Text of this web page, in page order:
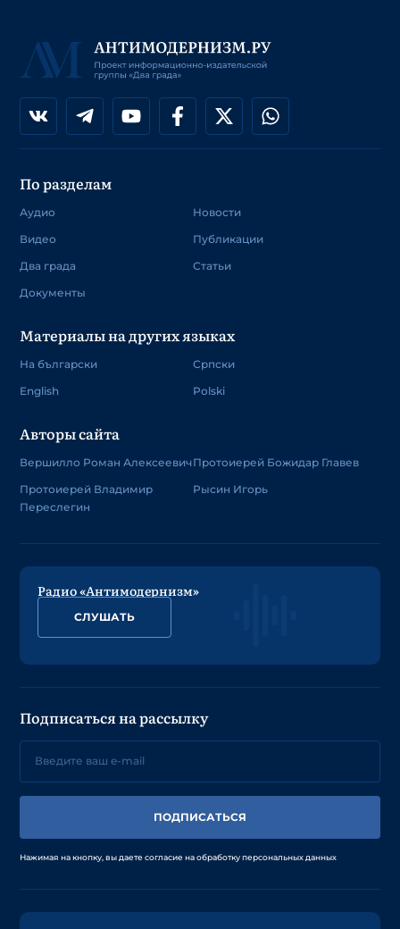
По разделам
Аудио
Видео
Два града
Документы
Новости
Публикации
Статьи
Материалы на других языках
На български
English
Српски
Polski
Авторы сайта
Вершилло Роман Алексеевич
Протоиерей Владимир
Переслегин
Протоиерей Божидар Главев
Рысин Игорь
Радио «Антимодернизм»
СЛУШАТЬ
Подписаться на рассылку
ПОДПИСАТЬСЯ
Нажимая на кнопку, вы даете согласие на обработку персональных данных